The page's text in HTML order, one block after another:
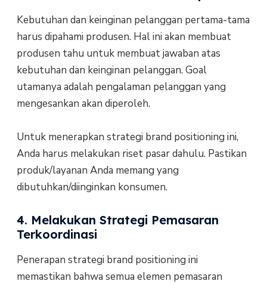
Kebutuhan dan keinginan pelanggan pertama-tama
harus dipahami produsen. Hal ini akan membuat
produsen tahu untuk membuat jawaban atas
kebutuhan dan keinginan pelanggan. Goal
utamanya adalah pengalaman pelanggan yang
mengesankan akan diperoleh.
Untuk menerapkan strategi brand positioning ini,
Anda harus melakukan riset pasar dahulu. Pastikan
produk/layanan Anda memang yang
dibutuhkan/diinginkan konsumen.
4. Melakukan Strategi Pemasaran
Terkoordinasi
Penerapan strategi brand positioning ini
memastikan bahwa semua elemen pemasaran